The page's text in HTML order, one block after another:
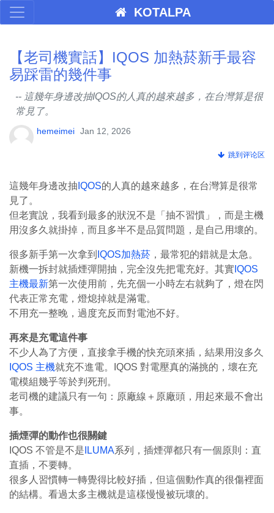
KOTALPA
【老司機實話】IQOS 加熱菸新手最容
易踩雷的幾件事
-- 這幾年身邊改抽IQOS的人真的越來越多，在台灣算是很
常見了。
hemeimei Jan 12, 2026
跳到评论区
這幾年身邊改抽 IQOS的人真的越來越多，在台灣算是很常
見了。
但老實說，我看到最多的狀況不是「抽不習慣」，而是主機
用沒多久就掛掉，而且多半不是品質問題，是自己用壞的。
很多新手第一次拿到 IQOS加熱菸 ，最常犯的錯就是太急。
新機一拆封就插煙彈開抽，完全沒先把電充好。其實 IQOS
主機最新第一次使用前，先充個一小時左右就夠了，燈在閃
代表正常充電，燈熄掉就是滿電。
不用充一整晚，過度充反而對電池不好。
再來是充電這件事
不少人為了方便，直接拿手機的快充頭來插，結果用沒多久
IQOS 主機就充不進電。IQOS 對電壓真的滿挑的，壞在充
電模組幾乎等於判死刑。
老司機的建議只有一句：原廠線＋原廠頭，用起來最不會出
事。
插煙彈的動作也很關鍵
IQOS 不管是不是 ILUMA系列，插煙彈都只有一個原則：直
直插，不要轉。
很多人習慣轉一轉覺得比較好插，但這個動作真的很傷裡面
的結構。看過太多主機就是這樣慢慢被玩壞的。